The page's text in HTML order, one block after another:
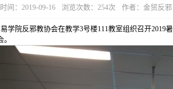
间：2019-09-16 浏览次数： 254次 作者：金贸反
学院反邪教协会在教学3号楼111教室组织召开